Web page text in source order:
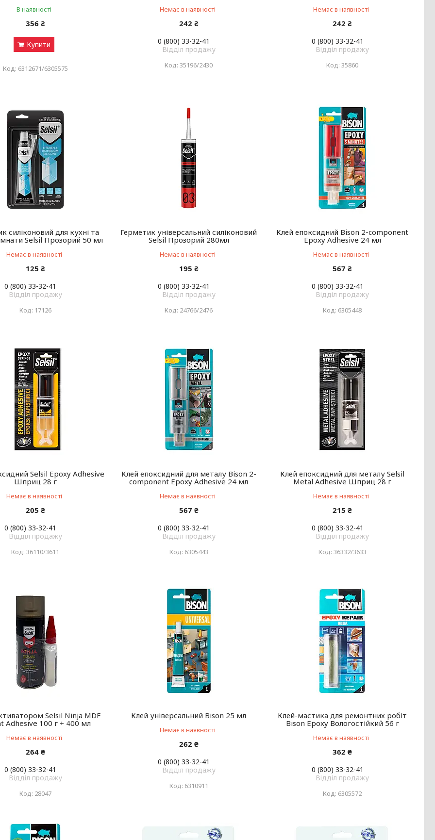
В наявності
356 ₴
Купити
6312671/6305575
Немає в наявності
242 ₴
0 (800) 33-32-41
Відділ продажу
35196/2430
Немає в наявності
242 ₴
0 (800) 33-32-41
Відділ продажу
35860
силіконовий для кухні та
Selsil Прозорий 50 мл
Немає в наявності
125 ₴
0 (800) 33-32-41
Відділ продажу
17126
Герметик універсальний силіконовий
Selsil Прозорий 280мл
Немає в наявності
195 ₴
0 (800) 33-32-41
Відділ продажу
24766/2476
Клей епоксидний Bison 2-component
Epoxy Adhesive 24 мл
Немає в наявності
567 ₴
0 (800) 33-32-41
Відділ продажу
6305448
Selsil Epoxy Adhesive
Шприц 28 г
Немає в наявності
205 ₴
0 (800) 33-32-41
Відділ продажу
36110/3611
Клей епоксидний для металу Bison 2-
component Epoxy Adhesive 24 мл
Немає в наявності
567 ₴
0 (800) 33-32-41
Відділ продажу
6305443
Клей епоксидний для металу Selsil
Metal Adhesive Шприц 28 г
Немає в наявності
215 ₴
0 (800) 33-32-41
Відділ продажу
36332/3633
Selsil Ninja MDF
Adhesive 100 г + 400 мл
Немає в наявності
264 ₴
0 (800) 33-32-41
Відділ продажу
28047
Клей універсальний Bison 25 мл
Немає в наявності
262 ₴
0 (800) 33-32-41
Відділ продажу
6310911
Клей-мастика для ремонтних робіт
Bison Epoxy Вологостійкий 56 г
Немає в наявності
362 ₴
0 (800) 33-32-41
Відділ продажу
6305572